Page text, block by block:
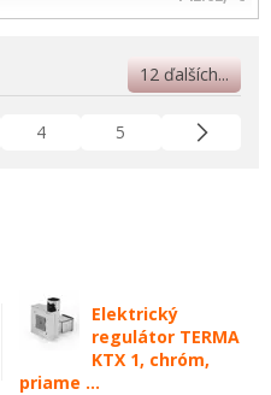
Elektrický
regulátor TERMA
KTX 1, chróm,
priame ...
12 ďalších...
4 5